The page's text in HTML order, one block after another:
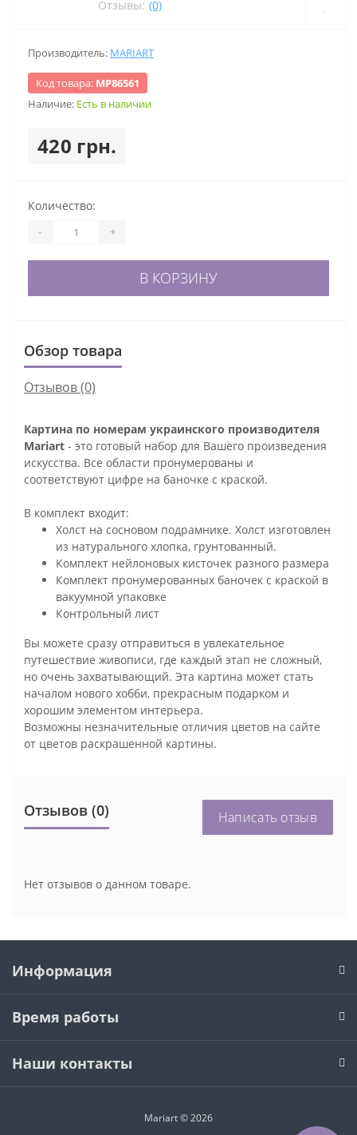
Отзывы: (0)
Производитель: MARIART
Код товара: МР86561
Наличие: Есть в наличии
420 грн.
Количество:
- +
В КОРЗИНУ
Обзор товара
Отзывов (0)
Картина по номерам украинского производителя
Mariart - это готовый набор для Вашего произведения
искусства. Все области пронумерованы и
соответствуют цифре на баночке с краской.
В комплект входит:
Холст на сосновом подрамнике. Холст изготовлен
из натурального хлопка, грунтованный.
Комплект нейлоновых кисточек разного размера
Комплект пронумерованных баночек с краской в
вакуумной упаковке
Контрольный лист
Вы можете сразу отправиться в увлекательное
путешествие живописи, где каждый этап не сложный,
но очень захватывающий. Эта картина может стать
началом нового хобби, прекрасным подарком и
хорошим элементом интерьера.
Возможны незначительные отличия цветов на сайте
от цветов раскрашенной картины.
Отзывов (0) Написать отзыв
Нет отзывов о данном товаре.
Информация
Время работы
Наши контакты
Mariart © 2026